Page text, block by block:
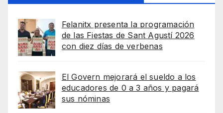
Felanitx presenta la programación
de las Fiestas de Sant Agustí 2026
con diez días de verbenas
El Govern mejorará el sueldo a los
educadores de 0 a 3 años y pagará
sus nóminas